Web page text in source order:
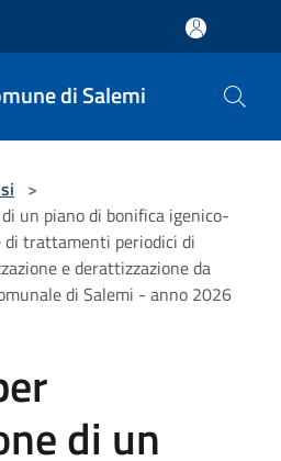
di Salemi
>
un piano di bonifica igenico-
trattamenti periodici di
e derattizzazione da
di Salemi - anno 2026
di un